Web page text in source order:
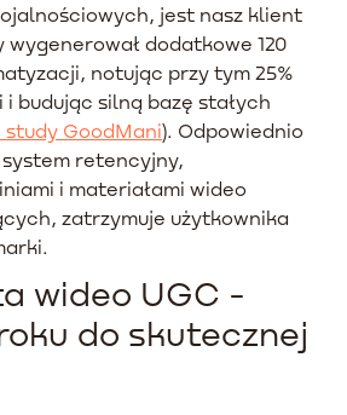
jest nasz klient
dodatkowe 120
notując przy tym 25%
budując silną bazę stałych
study GoodMani). Odpowiednio
retencyjny,
i materiałami wideo
zatrzymuje użytkownika
wideo UGC -
do skutecznej